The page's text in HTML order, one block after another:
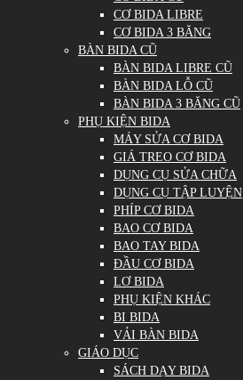
CƠ BIDA LIBRE
CƠ BIDA 3 BĂNG
BÀN BIDA CŨ
BÀN BIDA LIBRE CŨ
BÀN BIDA LỖ CŨ
BÀN BIDA 3 BĂNG CŨ
PHỤ KIỆN BIDA
MÁY SỬA CƠ BIDA
GIÁ TREO CƠ BIDA
DỤNG CỤ SỬA CHỮA
DỤNG CỤ TẬP LUYỆN
PHÍP CƠ BIDA
BAO CƠ BIDA
BAO TAY BIDA
ĐẦU CƠ BIDA
LƠ BIDA
PHỤ KIỆN KHÁC
BI BIDA
VẢI BÀN BIDA
GIÁO DỤC
SÁCH DẠY BIDA